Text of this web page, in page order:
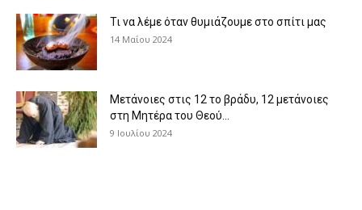
Τι να λέμε όταν θυμιάζουμε στο σπίτι μας
14 Μαΐου 2024
Μετάνοιες στις 12 το βράδυ, 12 μετάνοιες
στη Μητέρα του Θεού...
9 Ιουλίου 2024